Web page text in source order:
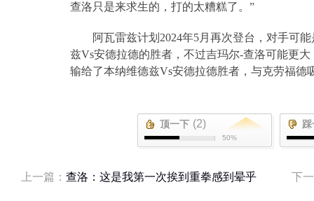
查洛只是来求生的，打的太糟糕了。”
阿瓦雷兹计划 2024年5月再次登台，对手可
兹Vs安德拉德的胜者，不过吉玛尔-查洛可能更大
输给了本纳维德兹Vs安德拉德胜者，与克劳福德
顶一下 (2)
50%
下
上一篇： 查洛：这是我第一次挨到重拳感到晕乎